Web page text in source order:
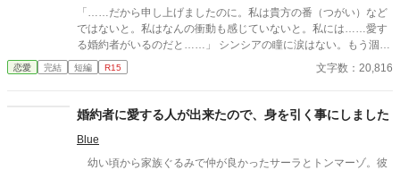
友に愛を囁く。 いつの間にか、ロイゼの呼び名は、ロイゼから番
の親友、そして最後は嘘つきに変わっていた。 名前を失くしたロ
イゼは、消えることにした。
「……だから申し上げましたのに。私は貴方の番（つがい）など
ではないと。私はなんの衝動も感じていないと。私には……愛す
る婚約者がいるのだと……」 シンシアの瞳に涙はない。もう涸れ
果ててしまっているのだ。 ──番じゃないと叫んでも聞いてもら
えなかった花嫁の話です。
恋愛 完結 短編 R15 文字数：20,816
婚約者に愛する人が出来たので、身を引く事にしました
Blue
幼い頃から家族ぐるみで仲が良かったサーラとトンマーゾ。彼